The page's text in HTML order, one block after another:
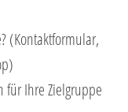
(Kontaktformular,
für Ihre Zielgruppe